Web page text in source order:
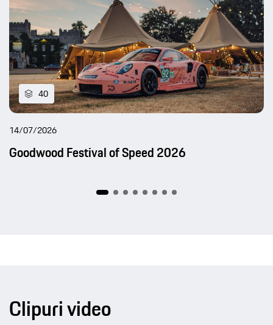
40
14/07/2026
Goodwood Festival of Speed 2026
Clipuri video